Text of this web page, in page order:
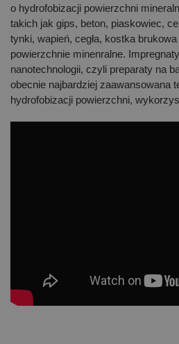
o hydrofobizacji powierzchni
takich jak gips, beton, piaskowiec,
tynki, wapień, cegła, kostka
powierzchnie minenralne.
nanotechnologii, czyli preparaty na
obecnie najbardziej zaawansowana
hydrofobizacji powierzchni,